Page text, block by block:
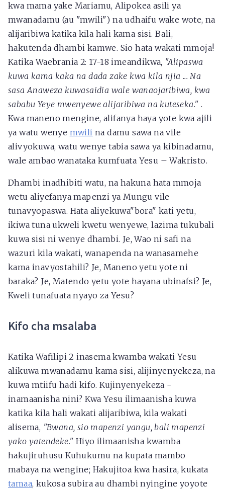
kwa mama yake Mariamu, Alipokea asili ya
mwanadamu (au "mwili") na udhaifu wake wote, na
alijaribiwa katika kila hali kama sisi. Bali,
hakutenda dhambi kamwe. Sio hata wakati mmoja!
Katika Waebrania 2: 17-18 imeandikwa, "Alipaswa
kuwa kama kaka na dada zake kwa kila njia ... Na
sasa Anaweza kuwasaidia wale wanaojaribiwa, kwa
sababu Yeye mwenyewe alijaribiwa na kuteseka." .
Kwa maneno mengine, alifanya haya yote kwa ajili
ya watu wenye mwili na damu sawa na vile
alivyokuwa, watu wenye tabia sawa ya kibinadamu,
wale ambao wanataka kumfuata Yesu – Wakristo.
Dhambi inadhibiti watu, na hakuna hata mmoja
wetu aliyefanya mapenzi ya Mungu vile
tunavyopaswa. Hata aliyekuwa"bora" kati yetu,
ikiwa tuna ukweli kwetu wenyewe, lazima tukubali
kuwa sisi ni wenye dhambi. Je, Wao ni safi na
wazuri kila wakati, wanapenda na wanasamehe
kama inavyostahili? Je, Maneno yetu yote ni
baraka? Je, Matendo yetu yote hayana ubinafsi? Je,
Kweli tunafuata nyayo za Yesu?
Kifo cha msalaba
Katika Wafilipi 2 inasema kwamba wakati Yesu
alikuwa mwanadamu kama sisi, alijinyenyekeza, na
kuwa mtiifu hadi kifo. Kujinyenyekeza -
inamaanisha nini? Kwa Yesu ilimaanisha kuwa
katika kila hali wakati alijaribiwa, kila wakati
alisema, "Bwana, sio mapenzi yangu, bali mapenzi
yako yatendeke." Hiyo ilimaanisha kwamba
hakujiruhusu Kuhukumu na kupata mambo
mabaya na wengine; Hakujitoa kwa hasira, kukata
tamaa, kukosa subira au dhambi nyingine yoyote